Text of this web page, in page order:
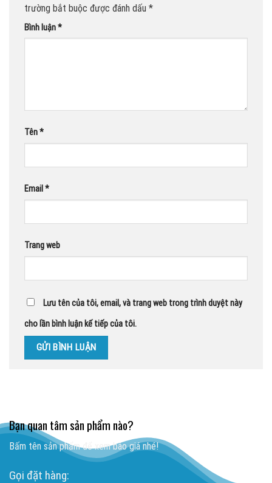
trường bắt buộc được đánh dấu *
Bình luận*
Tên*
Email *
Trang web
Lưu tên của tôi, email, và trang web trong trình duyệt này
cho lần bình luận kế tiếp của tôi.
Bạn quan tâm sản phẩm nào?
Bấm tên sản phẩm để xem báo giá nhé!
Gọi đặt hàng: